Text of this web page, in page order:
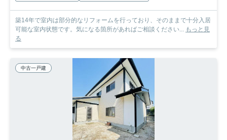
築14年で室内は部分的なリフォームを行っており、そのままで十分入居
可能な室内状態です。気になる箇所があればご相談ください... もっと見
る
中古一戸建